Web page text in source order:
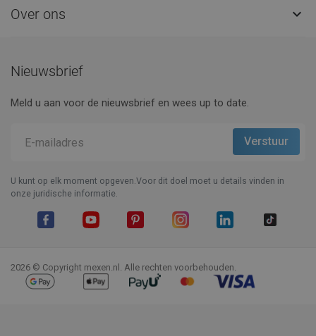
Over ons 
Nieuwsbrief
Meld u aan voor de nieuwsbrief en wees up to date.
U kunt op elk moment opgeven.Voor dit doel moet u details vinden in
onze juridische informatie.
2026 © Copyright mexen.nl. Alle rechten voorbehouden.